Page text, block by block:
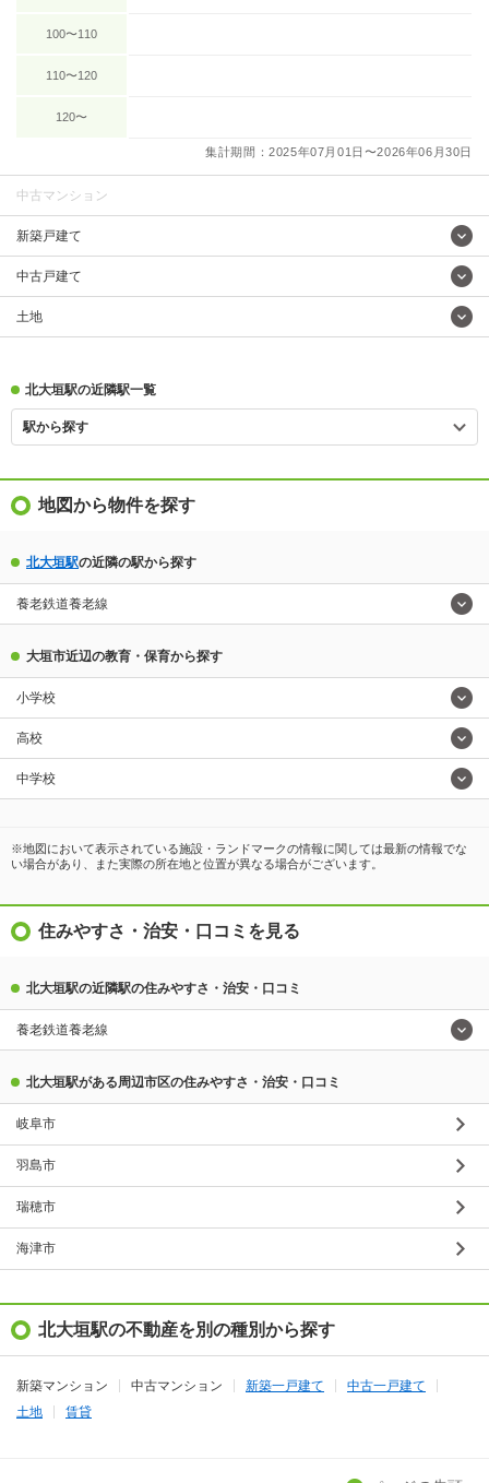
100〜110
110〜120
120〜
集計期間：2025年07月01日〜2026年06月30日
中古マンション
新築戸建て
中古戸建て
土地
北大垣駅の近隣駅一覧
駅から探す
地図から物件を探す
北大垣駅の近隣の駅から探す
養老鉄道養老線
大垣市近辺の教育・保育から探す
小学校
高校
中学校
※地図において表示されている施設・ランドマークの情報に関しては最新の情報でな
い場合があり、また実際の所在地と位置が異なる場合がございます。
住みやすさ・治安・口コミを見る
北大垣駅の近隣駅の住みやすさ・治安・口コミ
養老鉄道養老線
北大垣駅がある周辺市区の住みやすさ・治安・口コミ
岐阜市
羽島市
瑞穂市
海津市
北大垣駅の不動産を別の種別から探す
新築マンション 中古マンション 新築一戸建て
中古一戸建て
土地
賃貸